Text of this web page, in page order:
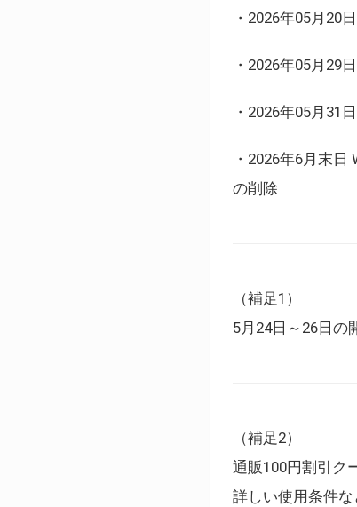
・2026年05月20
・2026年05月29
・2026年05月31
・2026年6月末
の削除
（補足1）
5月24日～26日の
（補足2）
通販100円割引ク
詳しい使用条件な